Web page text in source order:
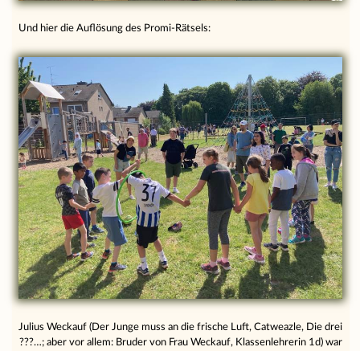
Und hier die Auflösung des Promi-Rätsels:
Julius Weckauf (Der Junge muss an die frische Luft, Catweazle, Die drei
???…; aber vor allem: Bruder von Frau Weckauf, Klassenlehrerin 1d) war